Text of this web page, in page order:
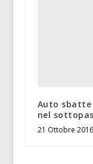
Auto sbatte
nel
21 Ottobre 2016